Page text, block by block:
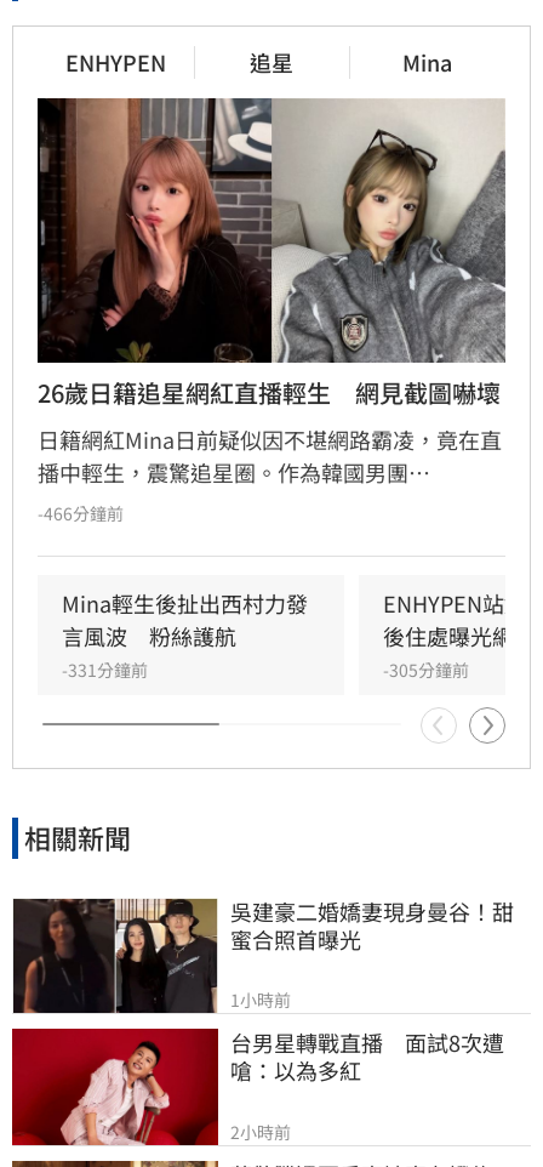
ENHYPEN 追星 Mina
26歲日籍追星網紅直播輕生　網見截圖嚇壞
日籍網紅Mina日前疑似因不堪網路霸凌，竟在直
播中輕生，震驚追星圈。作為韓國男團
ENHYPEN成員西村力的粉絲，Mina因在演唱會
Mina曾公開道歉並宣布退粉，仍未能平息網路暴
力，最終釀成無法挽回的憾事。
-466分鐘前
Mina輕生後扯出西村力發
言風波　粉絲護航
-331分鐘前
ENHYPEN站姐
後住處曝光網看
-305分鐘前
相關新聞
吳建豪二婚嬌妻現身曼谷！甜
蜜合照首曝光
1小時前
台男星轉戰直播　面試8次遭
嗆：以為多紅
2小時前